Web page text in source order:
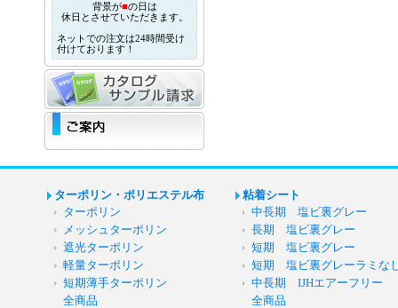
背景が■の日は
休日とさせていただきます。
ネットでの注文は24時間受け
付けております！
ターポリン・ポリエステル布
ターポリン
メッシュターポリン
遮光ターポリン
軽量ターポリン
短期薄手ターポリン
全商品
粘着シート
中長期 塩ビ裏グレー
長期 塩ビ裏グレー
短期 塩ビ裏グレー
短期 塩ビ裏グレーラミな
中長期 IJHエアーフリー
全商品